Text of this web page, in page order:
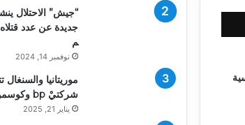
“جيش” الاحتلال
جديدة عن عدد
م
نوفمبر 14, 2024
موريتانيا والسنغال
شركتيْ bp وكوسموس إنرجي
يناير 21, 2025